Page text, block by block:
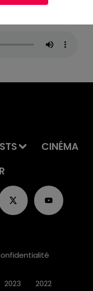
CINÉMA
2023 2022